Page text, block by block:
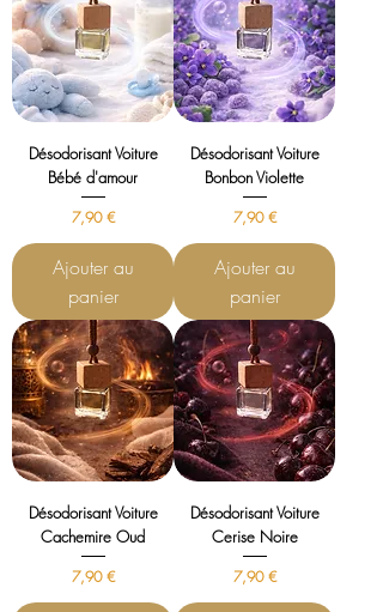
Désodorisant Voiture
Bébé d'amour
Prix
7,90 €
Ajouter au
panier
Désodorisant Voiture
Bonbon Violette
Prix
7,90 €
Ajouter au
panier
Désodorisant Voiture
Cachemire Oud
Prix
7,90 €
Désodorisant Voiture
Cerise Noire
Prix
7,90 €